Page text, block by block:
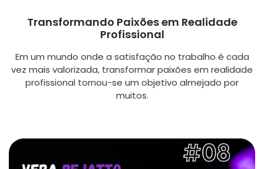
Transformando Paixões em Realidade
Profissional
Em um mundo onde a satisfação no trabalho é cada
vez mais valorizada, transformar paixões em realidade
profissional tornou-se um objetivo almejado por
muitos.